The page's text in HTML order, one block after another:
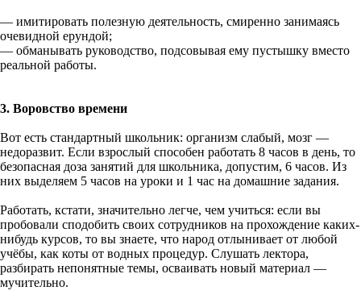
— имитировать полезную деятельность, смиренно занимаясь
очевидной ерундой;
— обманывать руководство, подсовывая ему пустышку вместо
реальной работы.
3. Воровство времени
Вот есть стандартный школьник: организм слабый, мозг —
недоразвит. Если взрослый способен работать 8 часов в день, то
безопасная доза занятий для школьника, допустим, 6 часов. Из
них выделяем 5 часов на уроки и 1 час на домашние задания.
Работать, кстати, значительно легче, чем учиться: если вы
пробовали сподобить своих сотрудников на прохождение каких-
нибудь курсов, то вы знаете, что народ отлынивает от любой
учёбы, как коты от водных процедур. Слушать лектора,
разбирать непонятные темы, осваивать новый материал —
мучительно.